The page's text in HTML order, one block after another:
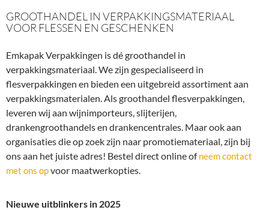
GROOTHANDEL IN VERPAKKINGSMATERIAAL
VOOR FLESSEN EN GESCHENKEN
Emkapak Verpakkingen is dé groothandel in
verpakkingsmateriaal. We zijn gespecialiseerd in
flesverpakkingen en bieden een uitgebreid assortiment aan
verpakkingsmaterialen. Als groothandel flesverpakkingen,
leveren wij aan wijnimporteurs, slijterijen,
drankengroothandels en drankencentrales. Maar ook aan
organisaties die op zoek zijn naar promotiemateriaal, zijn bij
ons aan het juiste adres! Bestel direct online ofneem contact
met ons opvoor maatwerkopties.
Nieuwe uitblinkers in 2025